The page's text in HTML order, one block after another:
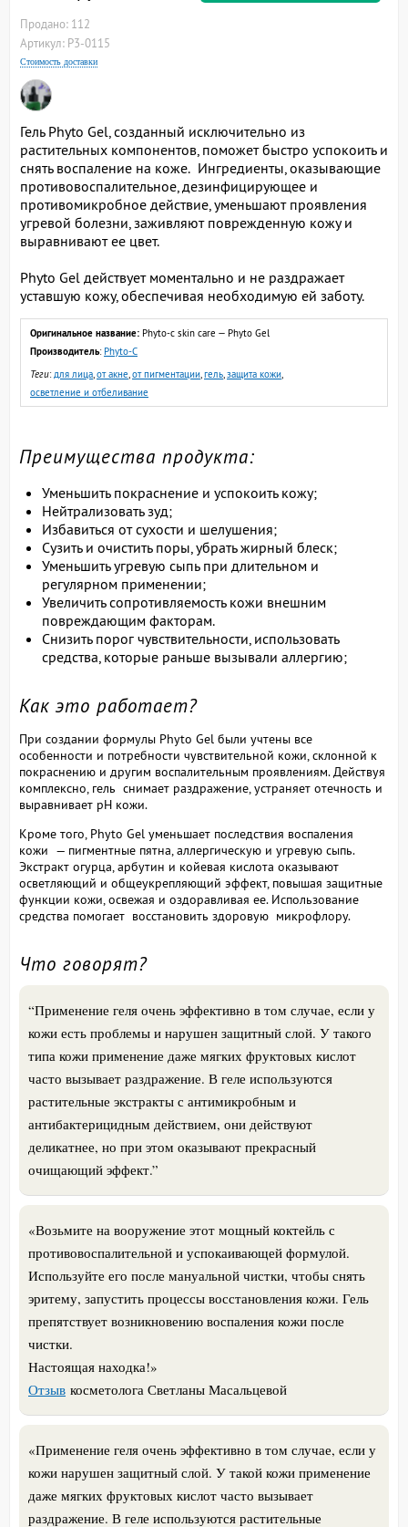
Продано: 112
Артикул: P3-0115
Стоимость доставки
Гель Phyto Gel, созданный исключительно из
растительных компонентов, поможет быстро успокоить и
снять воспаление на коже. Ингредиенты, оказывающие
противовоспалительное, дезинфицирующее и
противомикробное действие, уменьшают проявления
угревой болезни, заживляют поврежденную кожу и
выравнивают ее цвет.
Phyto Gel действует моментально и не раздражает
уставшую кожу, обеспечивая необходимую ей заботу.
Оригинальное название: Phyto-c skin care — Phyto Gel
Производитель: Phyto-C
Теги:для лица,от акне,от пигментации,гель,защита кожи,
осветление и отбеливание
Преимущества продукта:
Уменьшить покраснение и успокоить кожу;
Нейтрализовать зуд;
Избавиться от сухости и шелушения;
Сузить и очистить поры, убрать жирный блеск;
Уменьшить угревую сыпь при длительном и
регулярном применении;
Увеличить сопротивляемость кожи внешним
повреждающим факторам.
Снизить порог чувствительности, использовать
средства, которые раньше вызывали аллергию;
Как это работает?
При создании формулы Phyto Gel были учтены все
особенности и потребности чувствительной кожи, склонной к
покраснению и другим воспалительным проявлениям. Действуя
комплексно, гель снимает раздражение, устраняет отечность и
выравнивает pH кожи.
Кроме того, Phyto Gel уменьшает последствия воспаления
кожи — пигментные пятна, аллергическую и угревую сыпь.
Экстракт огурца, арбутин и койевая кислота оказывают
осветляющий и общеукрепляющий эффект, повышая защитные
функции кожи, освежая и оздоравливая ее. Использование
средства помогает восстановить здоровую микрофлору.
Что говорят?
“Применение геля очень эффективно в том случае, если у
кожи есть проблемы и нарушен защитный слой. У такого
типа кожи применение даже мягких фруктовых кислот
часто вызывает раздражение. В геле используются
растительные экстракты с антимикробным и
антибактерицидным действием, они действуют
деликатнее, но при этом оказывают прекрасный
очищающий эффект.”
«Возьмите на вооружение этот мощный коктейль с
противовоспалительной и успокаивающей формулой.
Используйте его после мануальной чистки, чтобы снять
эритему, запустить процессы восстановления кожи. Гель
препятствует возникновению воспаления кожи после
чистки.
Настоящая находка!»
Отзыв косметолога Светланы Масальцевой
«Применение геля очень эффективно в том случае, если у
кожи нарушен защитный слой. У такой кожи применение
даже мягких фруктовых кислот часто вызывает
раздражение. В геле используются растительные